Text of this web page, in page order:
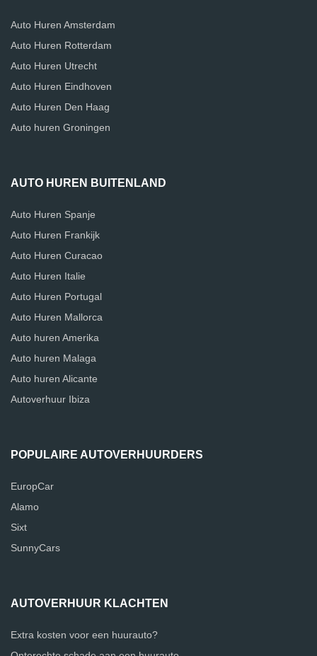
Auto Huren Amsterdam
Auto Huren Rotterdam
Auto Huren Utrecht
Auto Huren Eindhoven
Auto Huren Den Haag
Auto huren Groningen
AUTO HUREN BUITENLAND
Auto Huren Spanje
Auto Huren Frankijk
Auto Huren Curacao
Auto Huren Italie
Auto Huren Portugal
Auto Huren Mallorca
Auto huren Amerika
Auto huren Malaga
Auto huren Alicante
Autoverhuur Ibiza
POPULAIRE AUTOVERHUURDERS
EuropCar
Alamo
Sixt
SunnyCars
AUTOVERHUUR KLACHTEN
Extra kosten voor een huurauto?